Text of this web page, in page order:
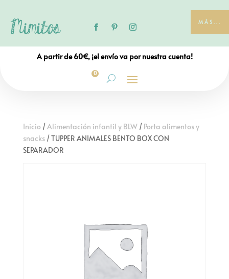
MÁS...
A partir de 60€, ¡el envío va por nuestra cuenta!
0
Inicio /Alimentación infantil y BLW/ Porta alimentos y
snacks/ TUPPER ANIMALES BENTO BOX CON
SEPARADOR